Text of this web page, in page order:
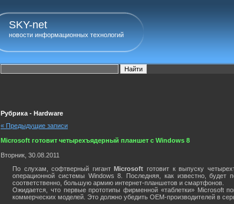
SKY-net
новости информационных технологий
Рубрика - Hardware
« Предыдущие записи
Microsoft готовит четырехъядерный планшет с Windows 8
Вторник, 30.08.2011
По слухам, софтверный гигантMicrosoft готовит к выпуску
операционной системы Windows 8. Последняя, как известно,
соответственно, большую армию интернет-планшетов и смартфонов.
Ожидается, что первые прототипы фирменной «таблетки» Microsoft
коммерческих моделей. Это должно убедить OEM-производителей в